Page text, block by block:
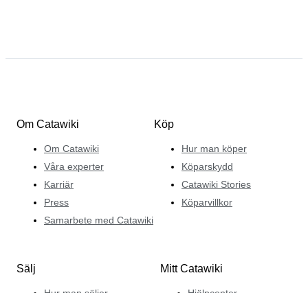
Om Catawiki
Om Catawiki
Våra experter
Karriär
Press
Samarbete med Catawiki
Köp
Hur man köper
Köparskydd
Catawiki Stories
Köparvillkor
Sälj Mitt Catawiki